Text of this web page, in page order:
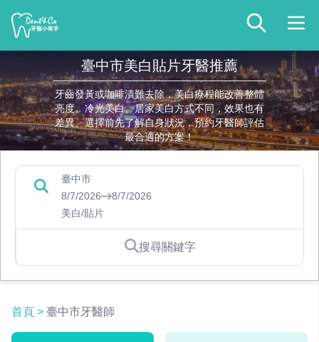
臺中市美白貼片牙醫推薦
牙齒發黃或咖啡漬難去除，美白療程能改善整體
亮度。冷光美白、居家美白方式不同，效果也有
差異。選擇前先了解自身狀況，預約牙醫師評估
最合適的方案！
臺中市
8/7/2026
8/7/2026
美白/貼片
搜尋關鍵字
首頁 > 臺中市牙醫師